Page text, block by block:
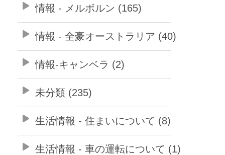
情報 - メルボルン (165)
情報 - 全豪オーストラリア (40)
情報-キャンベラ (2)
未分類 (235)
生活情報 - 住まいについて (8)
生活情報 - 車の運転について (1)